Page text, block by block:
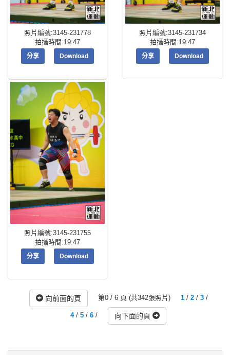
照片編號:3145-231778
拍攝時間:19:47
分享 Download
照片編號:3145-231734
拍攝時間:19:47
分享 Download
照片編號:3145-231755
拍攝時間:19:47
分享 Download
向前面的頁 第0 / 6 頁 (共342張照片) 1/ 2/ 3/
4/ 5 / 6 / 向下面的頁